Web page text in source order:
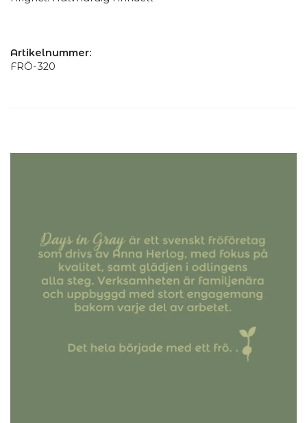
Artikelnummer:
FRÖ-320